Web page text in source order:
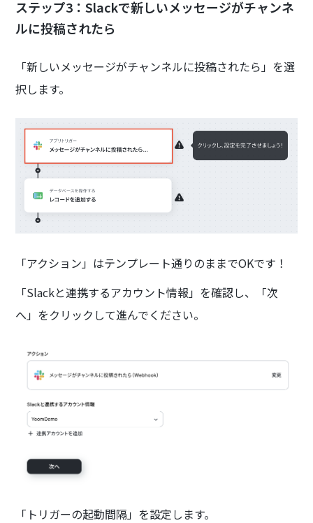
ステップ3：Slackで新しいメッセージがチャンネ
ルに投稿されたら
「新しいメッセージがチャンネルに投稿されたら」を選
択します。
「アクション」はテンプレート通りのままでOKです！
「Slackと連携するアカウント情報」を確認し、「次
へ」をクリックして進んでください。
「トリガーの起動間隔」を設定します。